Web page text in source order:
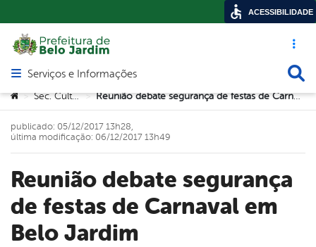
Acesso
Abrir menu principal de navegação
Serviços e Informações
Você está aqui:
> Sec. Cultura > Reunião debate segurança de festas de Carnaval em Belo Jardim
Reunião debate segurança
de festas de Carnaval em
Belo Jardim
publicado: 05/12/2017 13h28,
última modificação: 06/12/2017 13h49
ACESSIBILIDADE